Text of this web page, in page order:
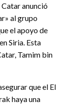
anunció
al grupo
el apoyo de
Siria. Esta
Tamim bin
que el EI
haya una